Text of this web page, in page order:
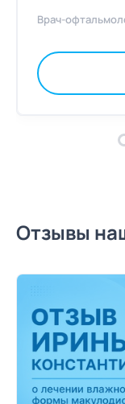
Врач-
Отзывы